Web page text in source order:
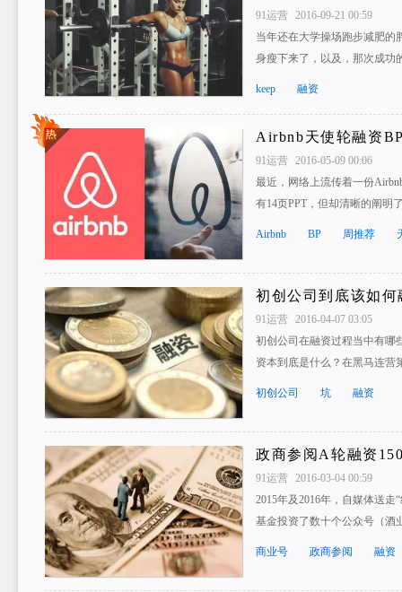
91运营 2016-09-21 00:59
当年还在大学操场跑步减肥的
身瘦下来了，以及，那次成
keep 融资
Airbnb天使轮融资
91运营
2016-05-09 00:06
最近，网络上流传着一份
有14页PPT，但却清晰的阐明
Airbnb BP 周推荐
初创公司到底该如
91运营
2016-04-07 03:05
初创公司在融资过程当中有哪
资本到底是什么？在黑马连
初创公司 坑 融资
政商参阅A轮融资
91运营
2016-03-04 00:59
2015年及2016年，自媒体送
基金投资了数十个公众号（
商业号 政商参阅 融资